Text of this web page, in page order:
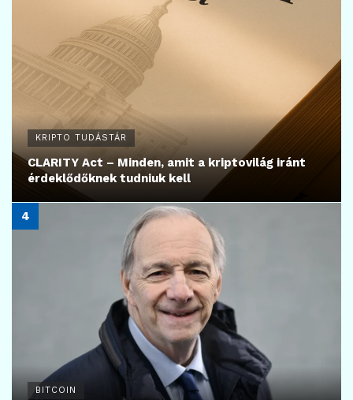
KRIPTO TUDÁSTÁR
CLARITY Act – Minden, amit a kriptovilág iránt
érdeklődőknek tudniuk kell
BITCOIN